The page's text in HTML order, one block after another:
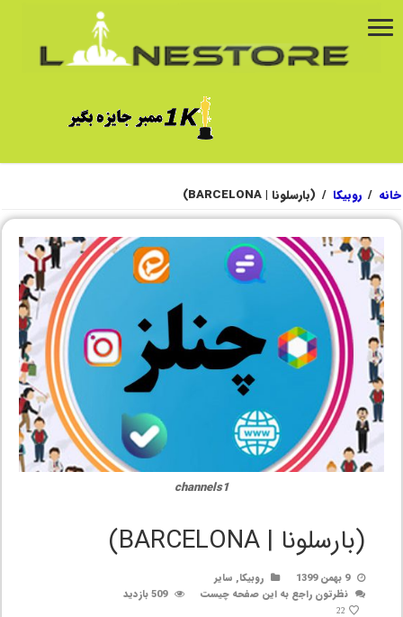
خانه / روبیکا / (بارسلونا | BARCELONA)
channels1
(بارسلونا | BARCELONA)
9 بهمن 1399 روبیکا, سایر
نظرتون راجع به این صفحه چیست
509 بازدید
22